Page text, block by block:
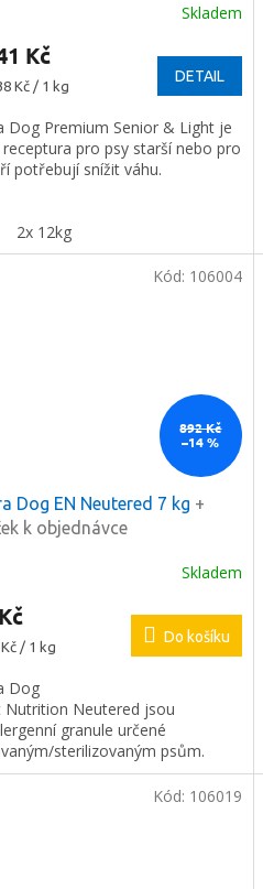
Skladem
Kč
Kč / 1 kg
DETAIL
Dog Premium Senior & Light je
pro psy starší nebo pro
potřebují snížit váhu.
2x 12kg
892 Kč
–14 %
Dog EN Neutered 7 kg +
k objednávce
Skladem
/ 1 kg
Do košíku
Dog
Nutrition Neutered jsou
granule určené
sterilizovaným psům.
Kód: 106004
Kód: 106019
souhlasíte s našimi